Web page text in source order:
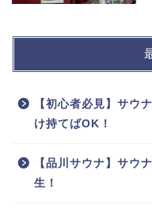
【初心者必見】サウ
け持てばOK！
【品川サウナ】サウ
生！